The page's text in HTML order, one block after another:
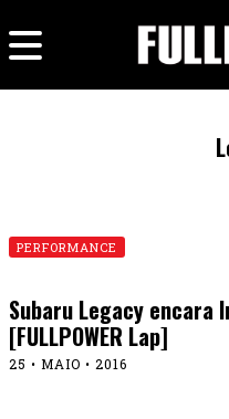
PERFORMANCE
Subaru Legacy encara
[FULLPOWER Lap]
25 • MAIO • 2016